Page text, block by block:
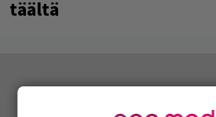
täältä